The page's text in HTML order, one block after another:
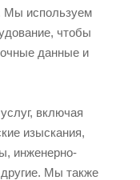
Мы используем
чтобы
данные и
включая
изыскания,
инженерно-
другие. Мы также